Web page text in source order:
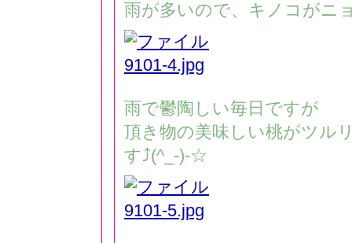
雨が多いので、キノコがニ
雨で鬱陶しい毎日ですが
頂き物の美味しい桃がツル
す⤴️(^_-)-☆